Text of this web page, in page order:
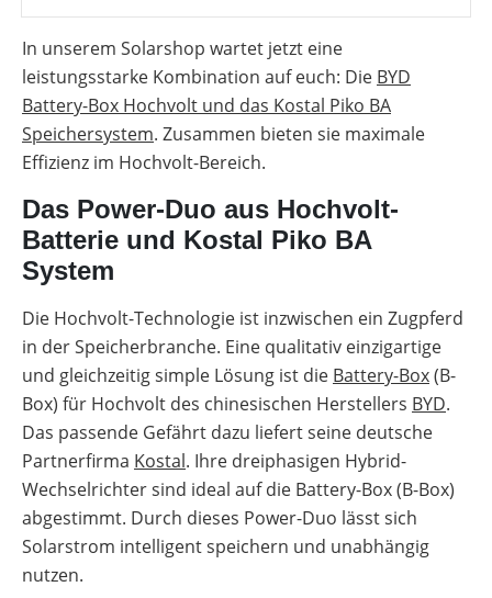
für
Photovoltaik
Alle
Werkzeuge
entdecken
Infrarotheizsysteme
Vergleiche
Freigabelisten
Förderübersicht
Alle
Werkzeuge
entdecken
Wärmepumpen
Komplettservice
PV-
Anlage
mit
Wärmepumpe
für
Wärmepumpen
Wahl
sich
Luft-
Wasser-
Wärmepumpe
Wärmepumpe
Voraussetzungen
Wärmepumpe:
Wirtschaftlichkeit
berechnen
Produkt-
Wallbox-
Ladesäulen-
Vergleich
E-
Förderung
Alle
Werkzeuge
entdecken
Übersicht
Unterstützung
für
deinen
Installateursalltag
Übersicht
Förderungen
Memodo-
Vergleiche
&
Freigabelisten
Wallbox-
Ladesäulen-
Leitfaden
PV-
Auslegungstools
Unabhängigkeitsrechner
Marktstammdatenregister
Online-Shop
Deutschland
In unserem Solarshop wartet jetzt eine
leistungsstarke Kombination auf euch: Die BYD
Battery-Box Hochvolt und das Kostal Piko BA
Speichersystem. Zusammen bieten sie maximale
Effizienz im Hochvolt-Bereich.
Das Power-Duo aus Hochvolt-
Batterie und Kostal Piko BA
System
Die Hochvolt-Technologie ist inzwischen ein Zugpferd
in der Speicherbranche. Eine qualitativ einzigartige
und gleichzeitig simple Lösung ist die Battery-Box(B-
Box) für Hochvolt des chinesischen Herstellers BYD.
Das passende Gefährt dazu liefert seine deutsche
Partnerfirma Kostal. Ihre dreiphasigen Hybrid-
Wechselrichter sind ideal auf die Battery-Box (B-Box)
abgestimmt. Durch dieses Power-Duo lässt sich
Solarstrom intelligent speichern und unabhängig
nutzen.